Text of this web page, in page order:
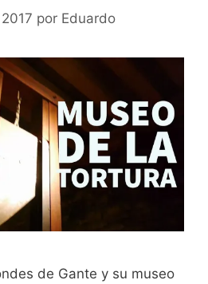
por Eduardo
de Gante y su museo